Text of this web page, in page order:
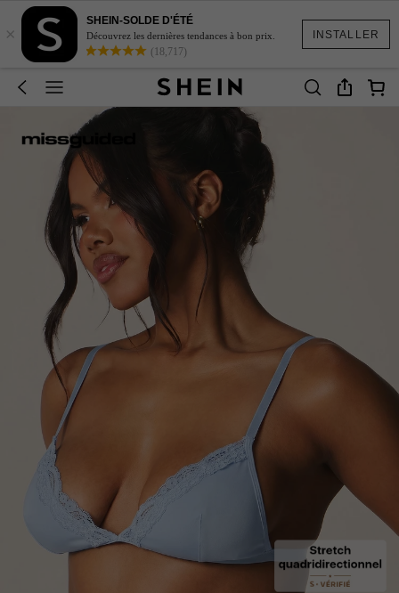
INSTALLER
×
SHEIN-SOLDE D'ÉTÉ
Découvrez les dernières tendances à bon prix.
(18,717)